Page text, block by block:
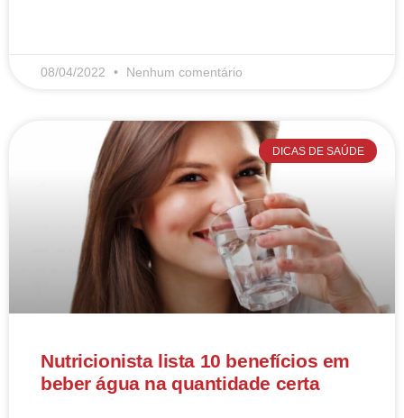
08/04/2022 Nenhum comentário
DICAS DE SAÚDE
Nutricionista lista 10 benefícios em
beber água na quantidade certa